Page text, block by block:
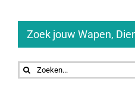
Zoek jouw Wapen,
Zoeken
naar: